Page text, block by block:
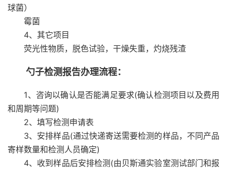
球菌）
霉菌
4、其它项目
荧光性物质，脱色试验，干燥失重，灼烧残渣
勺子检测报告办理流程：
1、咨询以确认是否能满足要求(确认检测项目以及费用
和周期等问题)
2、填写检测申请表
3、安排样品(通过快递寄送需要检测的样品，不同产品
寄样数量和检测人员确定)
4、收到样品后安排检测(由贝斯通实验室测试部门和报